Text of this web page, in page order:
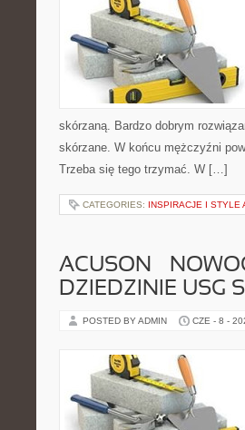
skórzaną. Bardzo dobrym
skórzane. W końcu mężczyźni
Trzeba się tego trzymać. W […]
CATEGORIES: INSPIRACJE I STYLE
ACUSON –
DZIEDZINIE USG
POSTED BY ADMIN CZE - 8 -